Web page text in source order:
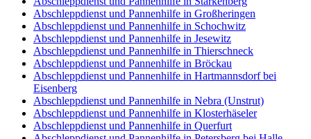
Abschleppdienst und Pannenhilfe in Großheringen
Abschleppdienst und Pannenhilfe in Schochwitz
Abschleppdienst und Pannenhilfe in Jesewitz
Abschleppdienst und Pannenhilfe in Thierschneck
Abschleppdienst und Pannenhilfe in Bröckau
Abschleppdienst und Pannenhilfe in Hartmannsdorf bei
Eisenberg
Abschleppdienst und Pannenhilfe in Nebra (Unstrut)
Abschleppdienst und Pannenhilfe in Klosterhäseler
Abschleppdienst und Pannenhilfe in Querfurt